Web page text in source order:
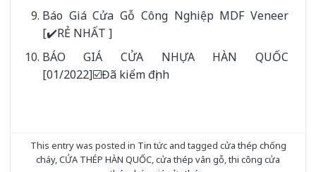
Báo Giá Cửa Gỗ Công Nghiệp MDF Veneer
[✔️RẺ NHẤT ]
BÁO GIÁ CỬA NHỰA HÀN QUỐC
[01/2022]☑️Đã kiểm định
This entry was posted in Tin tứcand tagged cửa thép chống
cháy, CỬA THÉP HÀN QUỐC cửa thép vân gỗ thi công cửa